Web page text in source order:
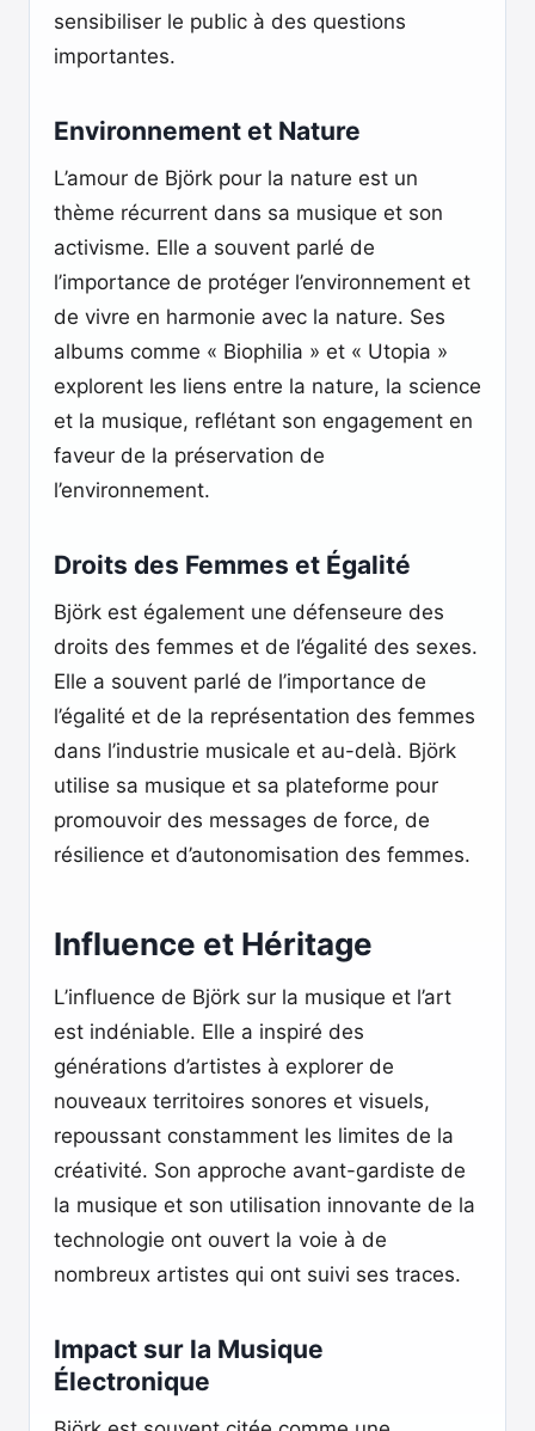
sensibiliser le public à des questions
importantes.
Environnement et Nature
L’amour de Björk pour la nature est un
thème récurrent dans sa musique et son
activisme. Elle a souvent parlé de
l’importance de protéger l’environnement et
de vivre en harmonie avec la nature. Ses
albums comme « Biophilia » et « Utopia »
explorent les liens entre la nature, la science
et la musique, reflétant son engagement en
faveur de la préservation de
l’environnement.
Droits des Femmes et Égalité
Björk est également une défenseure des
droits des femmes et de l’égalité des sexes.
Elle a souvent parlé de l’importance de
l’égalité et de la représentation des femmes
dans l’industrie musicale et au-delà. Björk
utilise sa musique et sa plateforme pour
promouvoir des messages de force, de
résilience et d’autonomisation des femmes.
Influence et Héritage
L’influence de Björk sur la musique et l’art
est indéniable. Elle a inspiré des
générations d’artistes à explorer de
nouveaux territoires sonores et visuels,
repoussant constamment les limites de la
créativité. Son approche avant-gardiste de
la musique et son utilisation innovante de la
technologie ont ouvert la voie à de
nombreux artistes qui ont suivi ses traces.
Impact sur la Musique
Électronique